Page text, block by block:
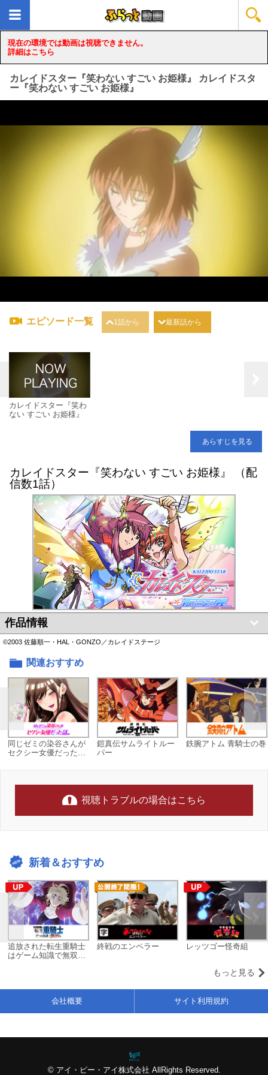
現在の環境では動画は視聴できません。
詳細はこちら
カレイドスター『笑わない すごい お姫様』 カレイドスタ
ー『笑わない すごい お姫様』
loading...
エピソード一覧 1話から 最新話から
カレイドスター『笑わ
ない すごい お姫様』
あらすじを見る
カレイドスター『笑わない すごい お姫様』 （配
信数1話）
作品情報
©2003 佐藤順一・HAL・GONZO／カレイドステージ
関連おすすめ
同じゼミの染谷さんが
セクシー女優だった
鎧真伝サムライトルー
パー
鉄腕アトム 青騎士の巻
視聴トラブルの場合はこちら
新着＆おすすめ
追放された転生重騎士
はゲーム知識で無双す
終戦のエンペラー レッツゴー怪奇組
もっと見る
© アイ・ピー・アイ株式会社 AllRights Reserved.
会社概要 サイト利用規約